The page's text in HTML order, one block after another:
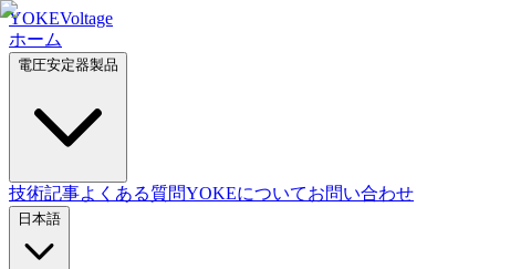
YOKEVoltage
ホーム
電圧安定器製品
技術記事よくある質問YOKEについてお問い合わせ
日本語